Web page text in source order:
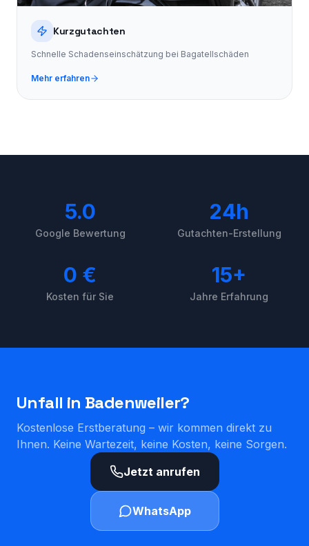
Kurzgutachten
Schnelle Schadenseinschätzung bei Bagatellschäden
Mehr erfahren
5.0
Google Bewertung
24h
Gutachten-Erstellung
0 €
Kosten für Sie
15+
Jahre Erfahrung
Unfall in Badenweiler?
Kostenlose Erstberatung – wir kommen direkt zu
Ihnen. Keine Wartezeit, keine Kosten, keine Sorgen.
Jetzt anrufen
WhatsApp